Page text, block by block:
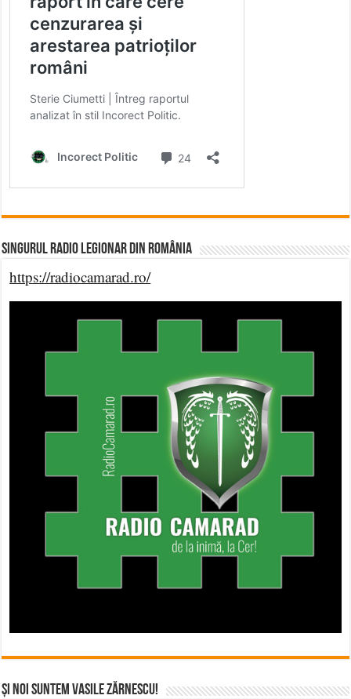
Singurul Radio Legionar din România
https://radiocamarad.ro/
Și noi suntem Vasile Zărnescu!